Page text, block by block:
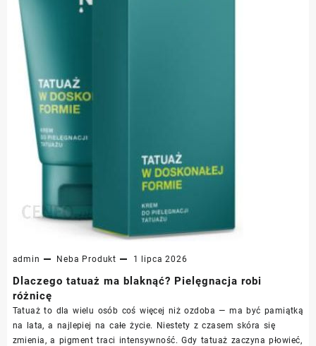
admin Neba Produkt 1 lipca 2026
Dlaczego tatuaż ma blaknąć? Pielęgnacja robi
różnicę
Tatuaż to dla wielu osób coś więcej niż ozdoba — ma być pamiątką
na lata, a najlepiej na całe życie. Niestety z czasem skóra się
zmienia, a pigment traci intensywność. Gdy tatuaż zaczyna płowieć,